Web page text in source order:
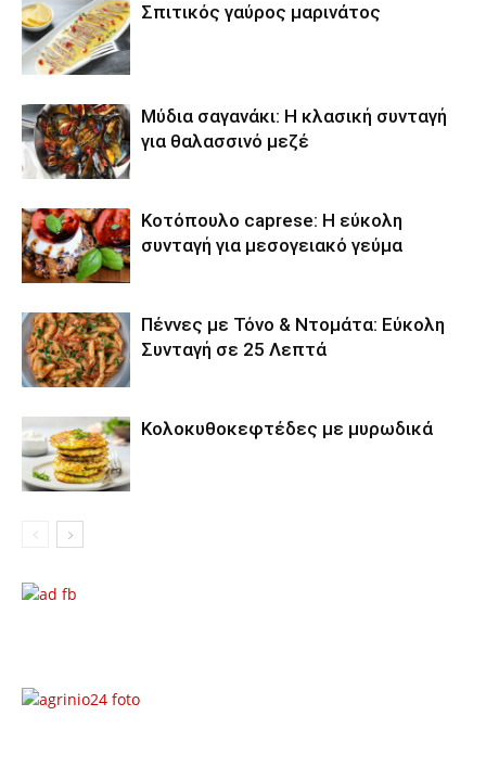
Σπιτικός γαύρος μαρινάτος
Μύδια σαγανάκι: Η κλασική συνταγή
για θαλασσινό μεζέ
Κοτόπουλο caprese: Η εύκολη
συνταγή για μεσογειακό γεύμα
Πέννες με Τόνο & Ντομάτα: Εύκολη
Συνταγή σε 25 Λεπτά
Κολοκυθοκεφτέδες με μυρωδικά